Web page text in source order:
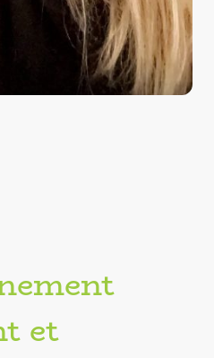
et